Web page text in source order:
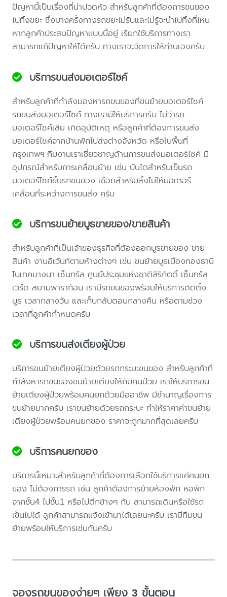
ปัญหานี้เป็นเรื่องที่น่าปวดหัว สำหรับลูกค้าที่ต้องการขนของ
ไปทิ้งขยะ ซึ่งบางครั้งทางรถขยะไม่รับและไม่รู้จะนำไปทิ้งที่ไหน
หากลูกค้าประสบปัญหาแบบนี้อยู่ เรียกใช้บริการทางเรา
สามารถแก้ปัญหาให้ได้ครับ ทางเราจะจัดการให้ท่านเองครับ
บริการขนส่งมอเตอร์ไซค์
สำหรับลูกค้าที่กำลังมองหารถขนของที่ขนย้ายมอเตอร์ไซค์
รถขนส่งมอเตอร์ไซค์ ทางเรามีให้บริการครับ ไม่ว่ารถ
มอเตอร์ไซค์เสีย เกิดอุบัติเหตุ หรือลูกค้าที่ต้องการขนส่ง
มอเตอร์ไซค์จากบ้านพักไปส่งต่างจังหวัด หรือในพื้นที่
กรุงเทพฯ ทีมงานเราเชี่ยวชาญด้านการขนส่งมอเตอร์ไซค์ มี
อุปกรณ์สำหรับการเคลื่อนย้าย เช่น บันไดสำหรับเข็นรถ
มอเตอร์ไซค์ขึ้นรถขนของ เชือกสำหรับลั้งไม่ให้มอเตอร์
เคลื่อนที่ระหว่างการขนส่ง ครับ
บริการขนย้ายบูธขายของ/ขายสินค้า
สำหรับลูกค้าที่เป็นเจ้าของธุรกิจที่ต้องออกบูธขายของ ขาย
สินค้า งานอีเว้นท์ตามห้างต่างๆ เช่น ขนย้ายบูธเมืองทองธานี
ไบเทคบางนา เซ็นทรัล ศูนย์ประชุมแห่งชาติสิริกิตติ์ เซ็นทรัล
เวิร์ด สยามพาราก้อน เรามีรถขนของพร้อมให้บริการติดตั้ง
บูธ เวลากลางวัน และเก็บกลับตอนกลางคืน หรือตามช่วง
เวลาที่ลูกค้ากำหนดครับ
บริการขนส่งเตียงผู้ป่วย
บริการขนย้ายเตียงผู้ป่วยด้วยรถกระบะขนของ สำหรับลูกค้าที่
กำลังหารถขนของขนย้ายเตียงให้กับคนป่วย เราให้บริการขน
ย้ายเตียงผู้ป่วยพร้อมคนยกด้วยมืออาชีพ มีชำนาญเรื่องการ
ขนย้ายมากครับ เราขนย้ายด้วยรถกระบะ ทำให้ราคาค่าขนย้าย
เตียงผู้ป่วยพร้อมคนยกของ ราคาจะถูกมากที่สุดเลยครับ
บริการคนยกของ
บริการนี้เหมาะสำหรับลูกค้าที่ต้องการเลือกใช้บริการแค่คนยก
ของ ไม่ต้องการรถ เช่น ลูกค้าต้องการย้ายห้องพัก หอพัก
จากชั้น4 ไปชั้น1 หรือไปตึกข้างๆ กัน สามารถเดินหรือใช้รถ
เข็นไปได้ ลูกค้าสามารถแจ้งเข้ามาได้เลยนะครับ เรามีทีมขน
ย้ายพร้อมให้บริการเช่นกันครับ
จองรถขนของง่ายๆ เพียง 3 ขั้นตอน